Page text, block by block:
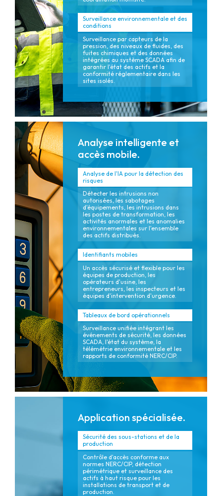
Surveillance environnementale et des
conditions
Surveillance par capteurs de la
pression, des niveaux de fluides, des
fuites chimiques et des données
intégrées au système SCADA afin de
garantir l'état des actifs et la
conformité réglementaire dans les
sites isolés.
Analyse intelligente et
accès mobile.
Analyse de l'IA pour la détection des
risques
Détecter les intrusions non
autorisées, les sabotages
d'équipements, les intrusions dans
les postes de transformation, les
activités anormales et les anomalies
environnementales sur l'ensemble
des actifs distribués.
Identifiants mobiles
Un accès sécurisé et flexible pour les
équipes de production, les
opérateurs d'usine, les
entrepreneurs, les inspecteurs et les
équipes d'intervention d'urgence.
Tableaux de bord opérationnels
Surveillance unifiée intégrant les
événements de sécurité, les données
SCADA, l'état du système, la
télémétrie environnementale et les
rapports de conformité NERC/CIP.
Application spécialisée.
Sécurité des sous-stations et de la
production
Contrôle d'accès conforme aux
normes NERC/CIP, détection
périmétrique et surveillance des
actifs à haut risque pour les
installations de transport et de
production.